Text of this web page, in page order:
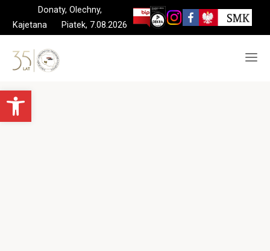
Otwórz pasek narzędzi
content
Donaty, Olechny,
Kajetana Piatek, 7.08.2026